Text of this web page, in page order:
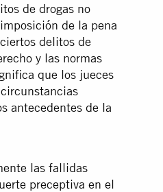
de drogas no
de la pena
delitos de
y las normas
que los jueces
antecedentes de la
las fallidas
preceptiva en el